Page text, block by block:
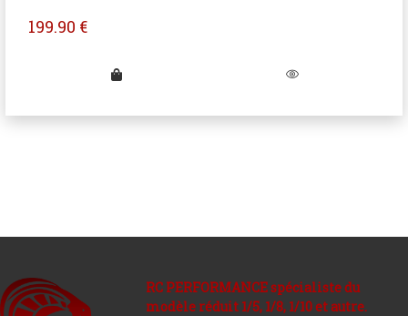
199.90 €
RC PERFORMANCE spécialiste du
modèle réduit 1/5, 1/8, 1/10 et autre.